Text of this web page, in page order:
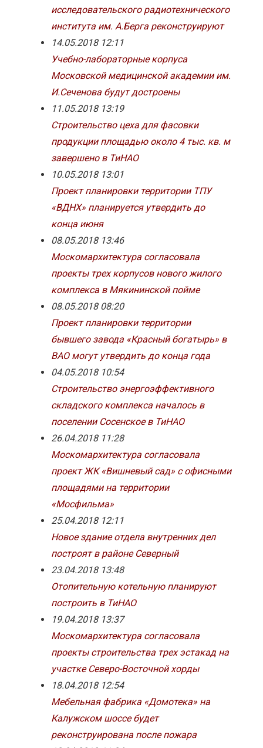
исследовательского радиотехнического
института им. А.Берга реконструируют
14.05.2018 12:11
Учебно-лабораторные корпуса
Московской медицинской академии им.
И.Сеченова будут достроены
11.05.2018 13:19
Строительство цеха для фасовки
продукции площадью около 4 тыс. кв. м
завершено в ТиНАО
10.05.2018 13:01
Проект планировки территории ТПУ
«ВДНХ» планируется утвердить до
конца июня
08.05.2018 13:46
Москомархитектура согласовала
проекты трех корпусов нового жилого
комплекса в Мякининской пойме
08.05.2018 08:20
Проект планировки территории
бывшего завода «Красный богатырь» в
ВАО могут утвердить до конца года
04.05.2018 10:54
Строительство энергоэффективного
складского комплекса началось в
поселении Сосенское в ТиНАО
26.04.2018 11:28
Москомархитектура согласовала
проект ЖК «Вишневый сад» с офисными
площадями на территории
«Мосфильма»
25.04.2018 12:11
Новое здание отдела внутренних дел
построят в районе Северный
23.04.2018 13:48
Отопительную котельную планируют
построить в ТиНАО
19.04.2018 13:37
Москомархитектура согласовала
проекты строительства трех эстакад на
участке Северо-Восточной хорды
18.04.2018 12:54
Мебельная фабрика «Домотека» на
Калужском шоссе будет
реконструирована после пожара